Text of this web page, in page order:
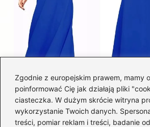
Zgodnie z europejskim prawem, mamy
poinformować Cię jak działają pliki
ciasteczka. W dużym skrócie witryna
wykorzystanie Twoich danych.
treści, pomiar reklam i treści, badanie
Łatwy sposób jak skrócić
półkoła w domu